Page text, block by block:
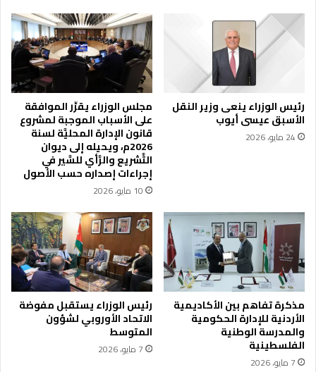
د
ا
ئ
م
خ
ب
ر
ا
ت
ا
ل
ع
ا
م
ن
ي
ا
و
ط
ن
ل
م
و
ا
ج
ه
رئيس الوزراء ينعى وزير النقل
الأسبق عيسى أيوب
24 مايو، 2026
مجلس الوزراء يقرِّر الموافقة
على الأسباب الموجبة لمشروع
قانون الإدارة المحليَّة لسنة
2026م، ويحيله إلى ديوان
التَّشريع والرَّأي للسَّير في
إجراءات إصداره حسب الأصول
10 مايو، 2026
مذكرة تفاهم بين الأكاديمية
الأردنية للإدارة الحكومية
والمدرسة الوطنية
الفلسطينية
7 مايو، 2026
رئيس الوزراء يستقبل مفوضة
الاتحاد الأوروبي لشؤون
المتوسط
7 مايو، 2026